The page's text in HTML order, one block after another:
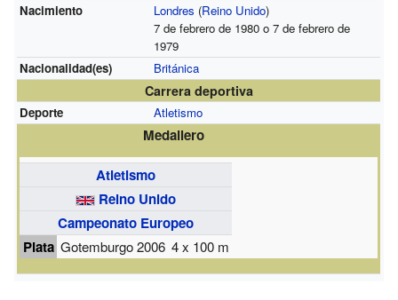
Nacimiento Londres (Reino Unido)
7 de febrero de 1980 o 7 de febrero de
1979
Nacionalidad(es)
Británica
Carrera deportiva
Deporte Atletismo
Medallero
Atletismo
Reino Unido
Campeonato Europeo
Plata Gotemburgo 2006 4 x 100 m